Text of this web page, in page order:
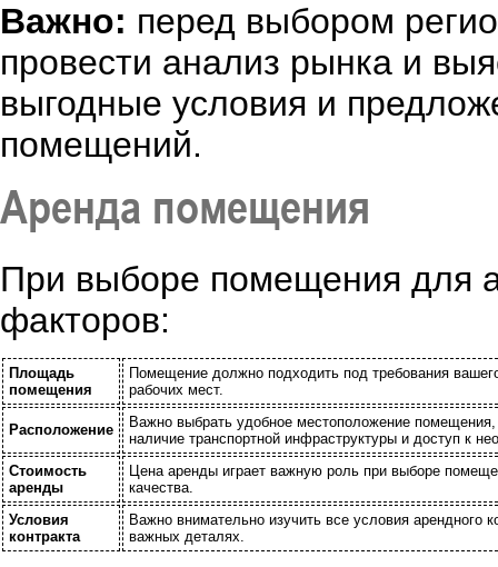
Важно: перед выбором
провести анализ рынка и
выгодные условия и
помещений.
Аренда помещения
При выборе помещения для
факторов:
Площадь
помещения
Помещение должно подходить под требования
рабочих мест.
Расположение
Важно выбрать удобное местоположение
наличие транспортной инфраструктуры и доступ к
Стоимость
аренды
Цена аренды играет важную роль при выборе
качества.
Условия
контракта
Важно внимательно изучить все условия арендного
важных деталях.